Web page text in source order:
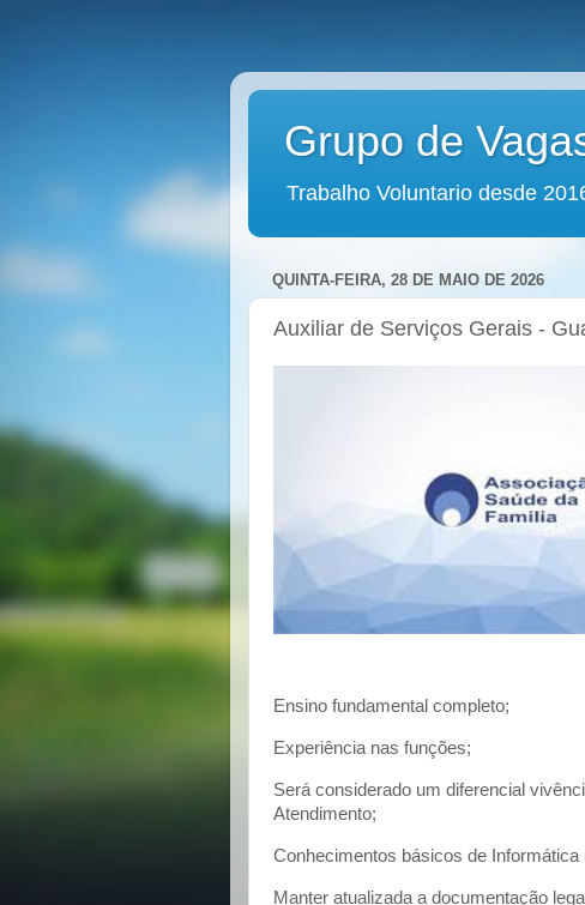
Grupo de
Trabalho Voluntario desde
QUINTA-FEIRA, 28 DE MAIO DE 2026
Auxiliar de Serviços Gerais -
Ensino fundamental completo;
Experiência nas funções;
Será considerado um diferencial
Atendimento;
Conhecimentos básicos de Informática
Manter atualizada a documentação